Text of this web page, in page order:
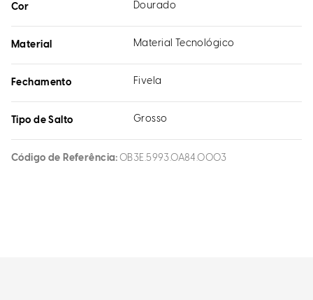
Cor Dourado
Material Material Tecnológico
Fechamento Fivela
Tipo de Salto Grosso
Código de Referência 0B3E.5993.0A84.0003